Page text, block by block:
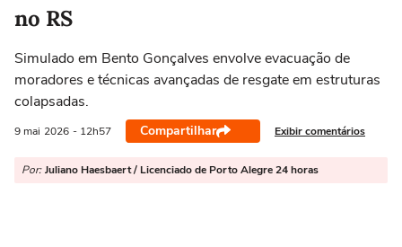
no RS
Simulado em Bento Gonçalves envolve evacuação de
moradores e técnicas avançadas de resgate em estruturas
colapsadas.
9 mai 2026 - 12h57 Compartilhar Exibir comentários
Por: Juliano Haesbaert / Licenciado de Porto Alegre 24 horas